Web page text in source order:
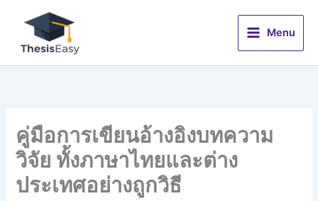
content
Menu
คู่มือการเขียนอ้างอิงบทความ
วิจัย ทั้งภาษาไทยและต่าง
ประเทศอย่างถูกวิธี